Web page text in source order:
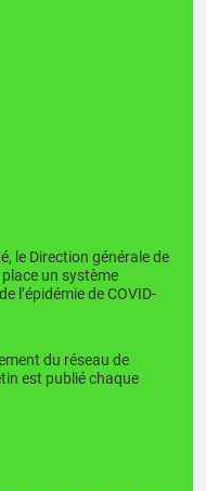
le Direction générale de
un système
l’épidémie de COVID-
du réseau de
est publié chaque